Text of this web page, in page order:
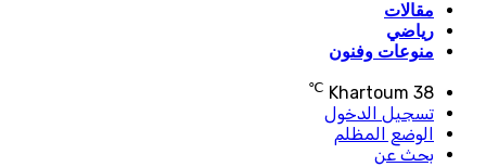
مقالات
رياضي
منوعات وفنون
Khartoum 38
℃
تسجيل الدخول
الوضع المظلم
بحث عن